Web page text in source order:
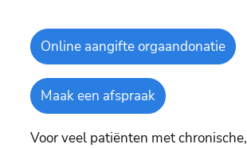
Online aangifte orgaandonatie
Maak een afspraak
Voor veel patiënten met chronische,